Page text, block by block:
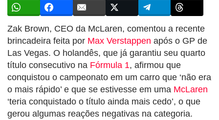
Zak Brown, CEO da McLaren, comentou a recente
brincadeira feita por Max Verstappen após o GP de
Las Vegas. O holandês, que já garantiu seu quarto
título consecutivo na Fórmula 1, afirmou que
conquistou o campeonato em um carro que ‘não era
o mais rápido’ e que se estivesse em uma McLaren
‘teria conquistado o título ainda mais cedo’, o que
gerou algumas reações negativas na categoria.